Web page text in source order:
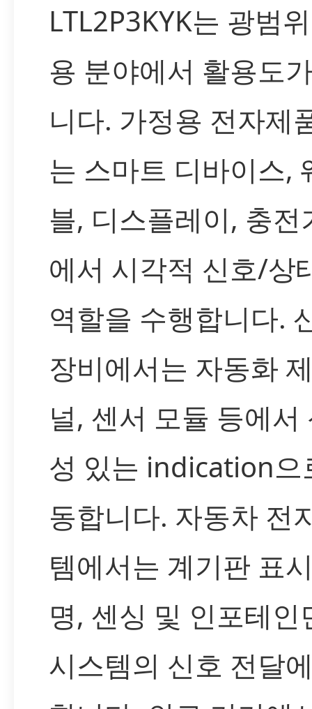
LTL2P3KYK는 광범
용 분야에서 활용도
니다. 가정용 전자제
는 스마트 디바이스,
블, 디스플레이, 충전
에서 시각적 신호/상
역할을 수행합니다.
장비에서는 자동화
널, 센서 모듈 등에서
성 있는 indication으
동합니다. 자동차 전
템에서는 계기판 표
명, 센싱 및 인포테인
시스템의 신호 전달